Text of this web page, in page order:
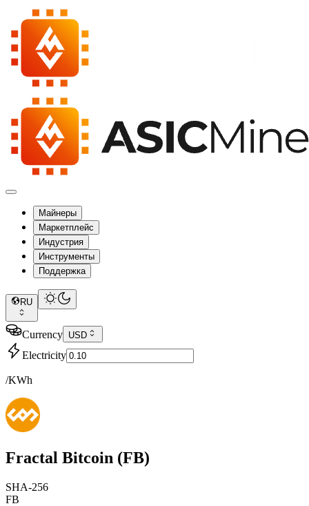
Майнеры
Маркетплейс
Индустрия
Инструменты
Поддержка
RU
Currency USD
Electricity
/KWh
Fractal Bitcoin (FB)
SHA-256
FB